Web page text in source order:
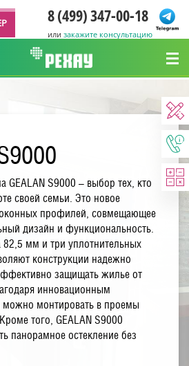
8 (499) 347-00-18
или закажите консультацию
GEALAN S9000 – выбор тех, кто
своей семьи. Это новое
профилей, совмещающее
дизайн и функциональность.
мм и три уплотнительных
конструкции надежно
защищать жилье от
инновационным
монтировать в проемы
того, GEALAN S9000
панорамное остекление без